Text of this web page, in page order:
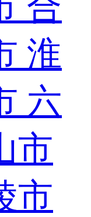
淮
六
市
市